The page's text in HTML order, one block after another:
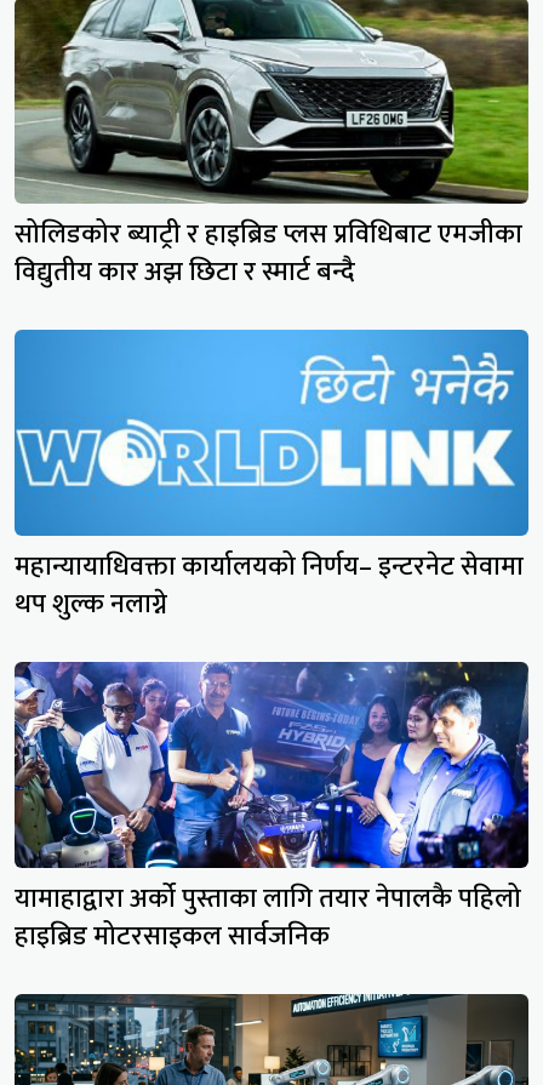
सोलिडकोर ब्याट्री र हाइब्रिड प्लस प्रविधिबाट एमजीका
विद्युतीय कार अझ छिटा र स्मार्ट बन्दै
महान्यायाधिवक्ता कार्यालयको निर्णय– इन्टरनेट सेवामा
थप शुल्क नलाग्ने
यामाहाद्वारा अर्को पुस्ताका लागि तयार नेपालकै पहिलो
हाइब्रिड मोटरसाइकल सार्वजनिक